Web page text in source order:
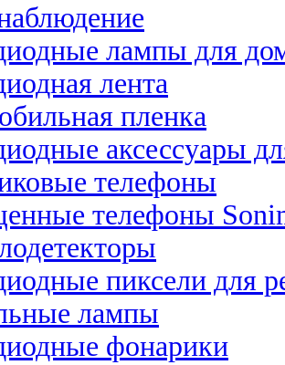
лампы для
лента
пленка
аксессуары
телефоны
телефоны
пиксели для
лампы
фонарики